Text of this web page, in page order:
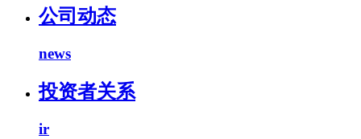
公司动态
news
投资者关系
ir